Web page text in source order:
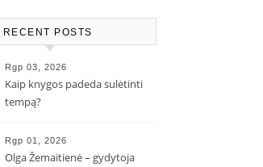
RECENT POSTS
Rgp 03, 2026
Kaip knygos padeda sulėtinti
tempą?
Rgp 01, 2026
Olga Žemaitienė – gydytoja